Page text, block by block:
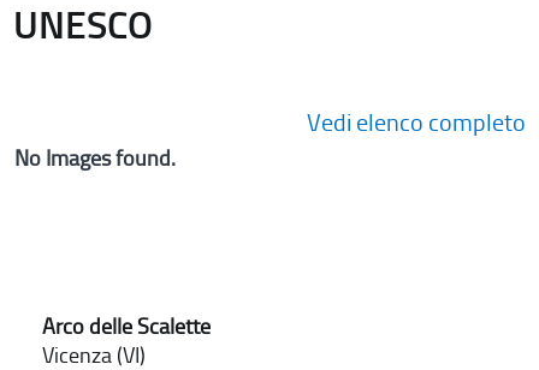
UNESCO
Vedi elenco completo
No Images found.
Arco delle Scalette
Vicenza (VI)